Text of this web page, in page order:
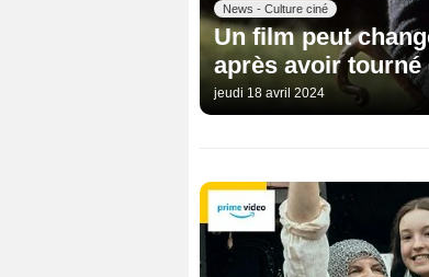
News - Culture ciné
Un film peut
après avoir tourné
jeudi 18 avril 2024